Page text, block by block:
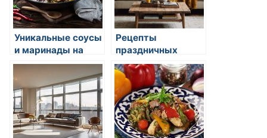
Уникальные соусы
и маринады на
востоке
Рецепты
праздничных
салатов